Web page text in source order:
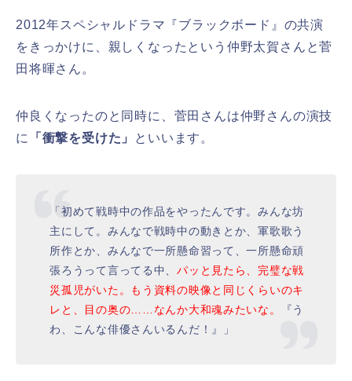
2012年スペシャルドラマ『ブラックボード』の共演
をきっかけに、親しくなったという仲野太賀さんと菅
田将暉さん。
仲良くなったのと同時に、菅田さんは仲野さんの演技
に
「衝撃を受けた」 といいます。
「初めて戦時中の作品をやったんです。みんな坊
主にして。みんなで戦時中の動きとか、軍歌歌う
所作とか、みんなで一所懸命習って、一所懸命頑
張ろうって言ってる中、パッと見たら、完璧な戦
災孤児がいた。もう資料の映像と同じくらいのキ
レと、目の奥の……なんか大和魂みたいな。
『う
わ、こんな俳優さんいるんだ！』」